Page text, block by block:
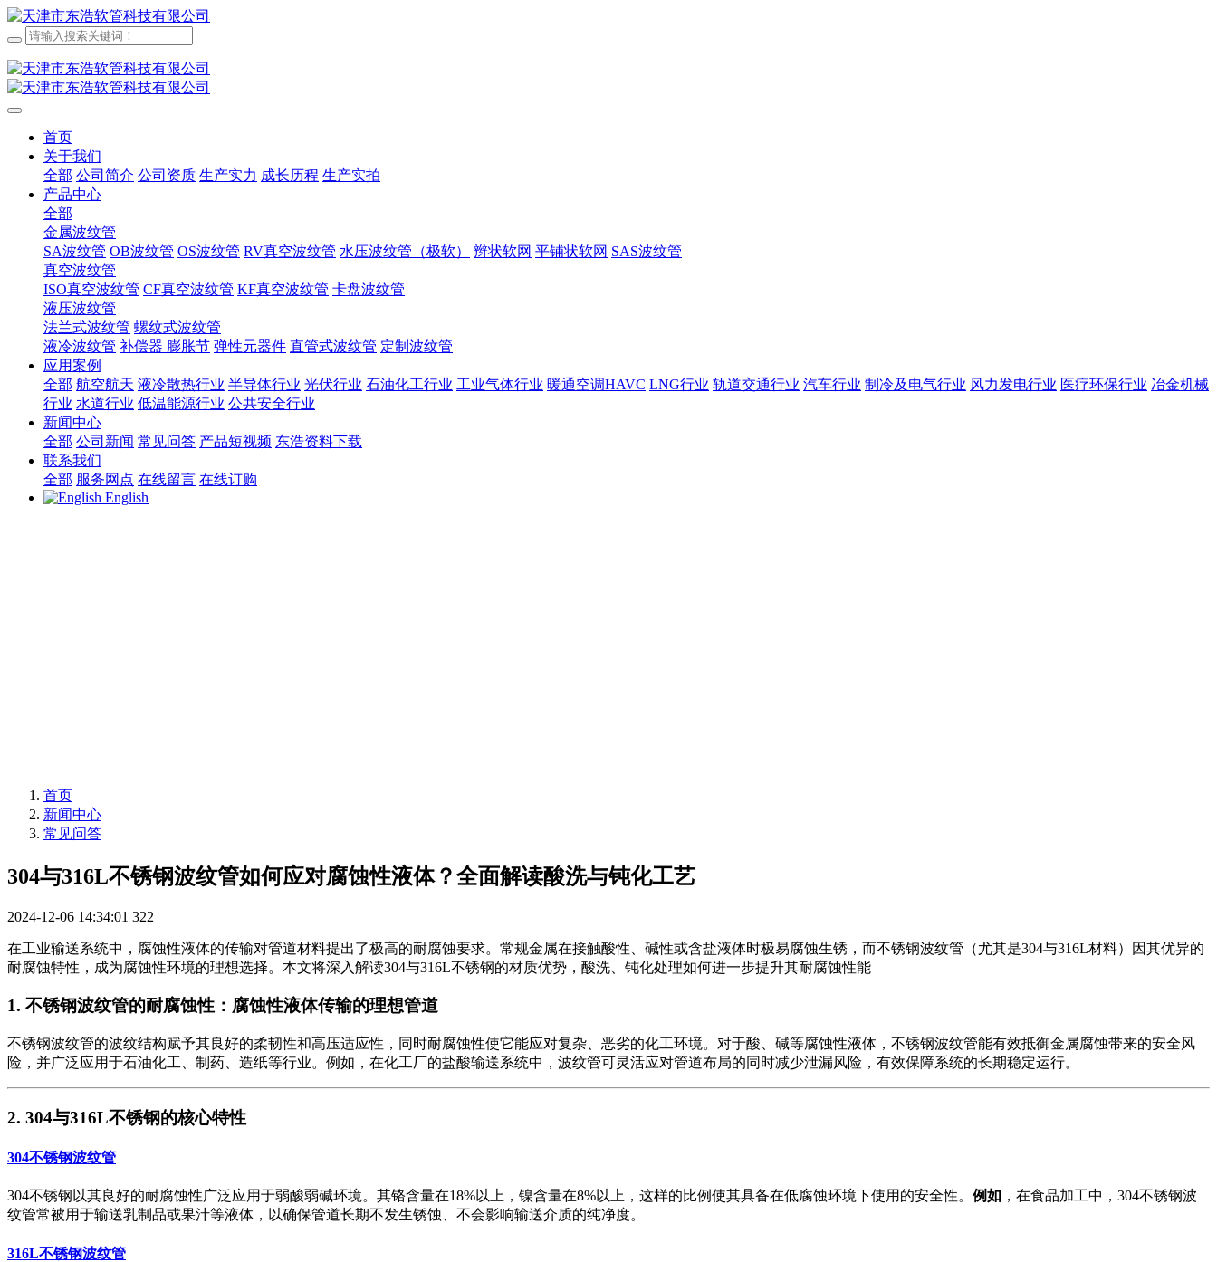
首页
关于我们
全部 公司简介 公司资质 生产实力 成长历程 生产实拍
产品中心
全部
金属波纹管
SA波纹管 OB波纹管 OS波纹管 RV真空波纹管 水压波纹管（极软） 辫状软网 平铺状软网 SAS波纹管
真空波纹管
ISO真空波纹管 CF真空波纹管 KF真空波纹管 卡盘波纹管
液压波纹管
法兰式波纹管 螺纹式波纹管
液冷波纹管 补偿器 膨胀节 弹性元器件 直管式波纹管 定制波纹管
应用案例
全部 航空航天 液冷散热行业 半导体行业 光伏行业 石油化工行业 工业气体行业 暖通空调HAVC LNG行业 轨道交通行业 汽车行业 制冷及电气行业 风力发电行业 医疗环保行业 冶金机械
行业 水道行业 低温能源行业 公共安全行业
新闻中心
全部 公司新闻 常见问答 产品短视频 东浩资料下载
联系我们
全部 服务网点 在线留言 在线订购
English
首页
新闻中心
常见问答
304与316L不锈钢波纹管如何应对腐蚀性液体？全面解读酸洗与钝化工艺
2024-12-06 14:34:01 322
在工业输送系统中，腐蚀性液体的传输对管道材料提出了极高的耐腐蚀要求。常规金属在接触酸性、碱性或含盐液体时极易腐蚀生锈，而不锈钢波纹管（尤其是304与316L材料）因其优异的
耐腐蚀特性，成为腐蚀性环境的理想选择。本文将深入解读304与316L不锈钢的材质优势，酸洗、钝化处理如何进一步提升其耐腐蚀性能
1. 不锈钢波纹管的耐腐蚀性：腐蚀性液体传输的理想管道
不锈钢波纹管的波纹结构赋予其良好的柔韧性和高压适应性，同时耐腐蚀性使它能应对复杂、恶劣的化工环境。对于酸、碱等腐蚀性液体，不锈钢波纹管能有效抵御金属腐蚀带来的安全风
险，并广泛应用于石油化工、制药、造纸等行业。例如，在化工厂的盐酸输送系统中，波纹管可灵活应对管道布局的同时减少泄漏风险，有效保障系统的长期稳定运行。
2. 304与316L不锈钢的核心特性
304不锈钢波纹管
304不锈钢以其良好的耐腐蚀性广泛应用于弱酸弱碱环境。其铬含量在18%以上，镍含量在8%以上，这样的比例使其具备在低腐蚀环境下使用的安全性。 例如 ，在食品加工中，304不锈钢波
纹管常被用于输送乳制品或果汁等液体，以确保管道长期不发生锈蚀、不会影响输送介质的纯净度。
316L不锈钢波纹管